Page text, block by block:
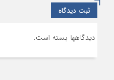
ثبت دیدگاه
دیدگاهها بسته است.